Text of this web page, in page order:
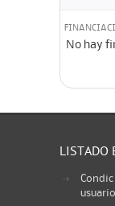
No hay
LISTADO